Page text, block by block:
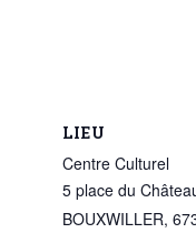
LIEU
Centre Culturel
5 place du
BOUXWILLER,